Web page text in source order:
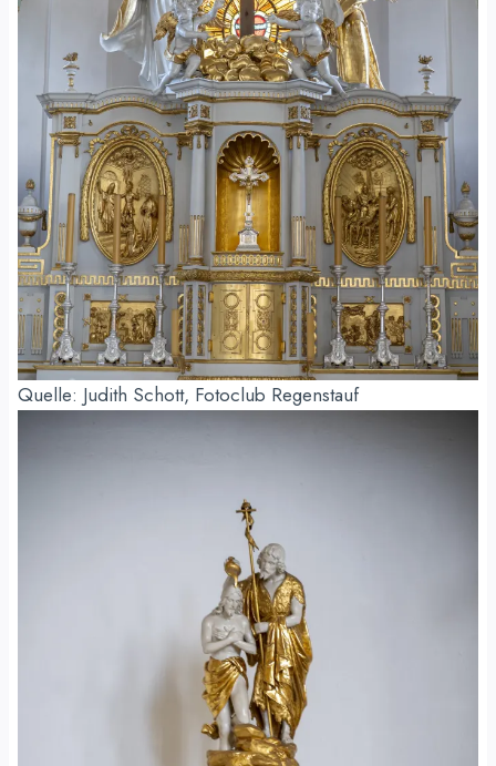
Quelle: Judith Schott, Fotoclub Regenstauf